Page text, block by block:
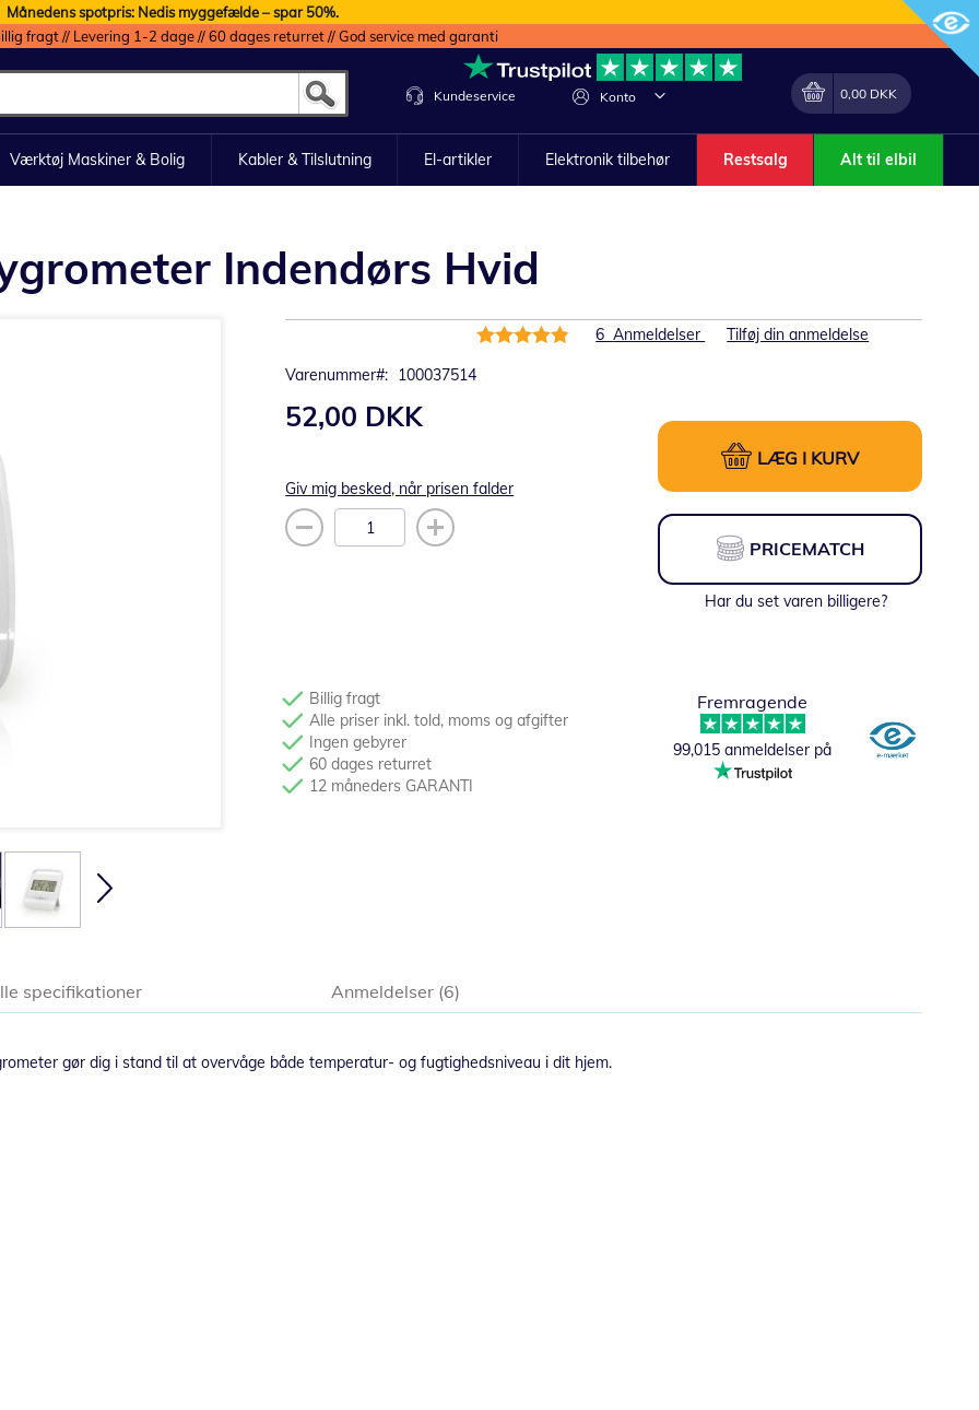
Månedens spotpris: Nedis myggefælde – spar 50%.
fragt // Levering 1-2 dage // 60 dages returret // God service med garanti
Konto
Lave
Min indkøbskurv
0,00 DKK
Kundeservice
Værktøj Maskiner & Bolig Kabler & Tilslutning El-artikler Elektronik tilbehør Restsalg Alt til elbil
Indendørs Hvid
Varenummer 100037514
Bedømmelse:
6Anmeldelser Tilføj din anmeldelse
52,00 DKK
Giv mig besked, når prisen falder
LÆG I KURV
PRICEMATCH
Har du set varen billigere?
Billig fragt
Alle priser inkl. told, moms og afgifter
Ingen gebyrer
60 dages returret
12 måneders GARANTI
Fremragende
99,015 anmeldelser på
gør dig i stand til at overvåge både temperatur- og fugtighedsniveau i dit hjem.
specifikationer Anmeldelser 6